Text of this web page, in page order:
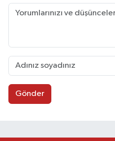
Gönder